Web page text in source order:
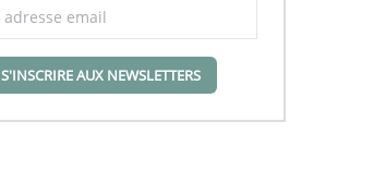
S'INSCRIRE AUX NEWSLETTERS